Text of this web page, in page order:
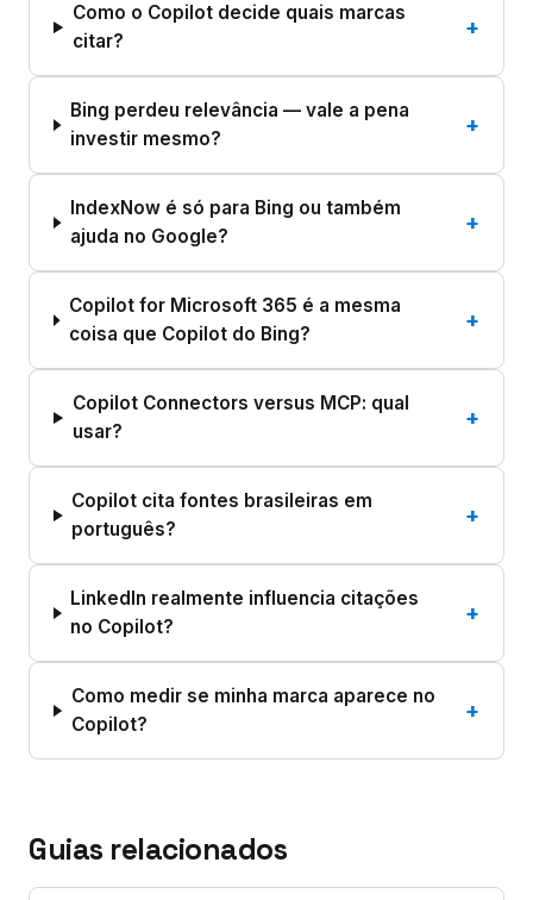
Como o Copilot decide quais marcas
citar?
+
Bing perdeu relevância — vale a pena
investir mesmo?
+
IndexNow é só para Bing ou também
ajuda no Google?
+
Copilot for Microsoft 365 é a mesma
coisa que Copilot do Bing?
+
Copilot Connectors versus MCP: qual
usar?
+
Copilot cita fontes brasileiras em
português?
+
LinkedIn realmente influencia citações
no Copilot?
+
Como medir se minha marca aparece no
Copilot?
+
Guias relacionados